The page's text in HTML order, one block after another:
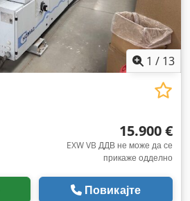
1 / 13
15.900 €
EXW VB ДДВ не може да се
прикаже одделно
Повикајте